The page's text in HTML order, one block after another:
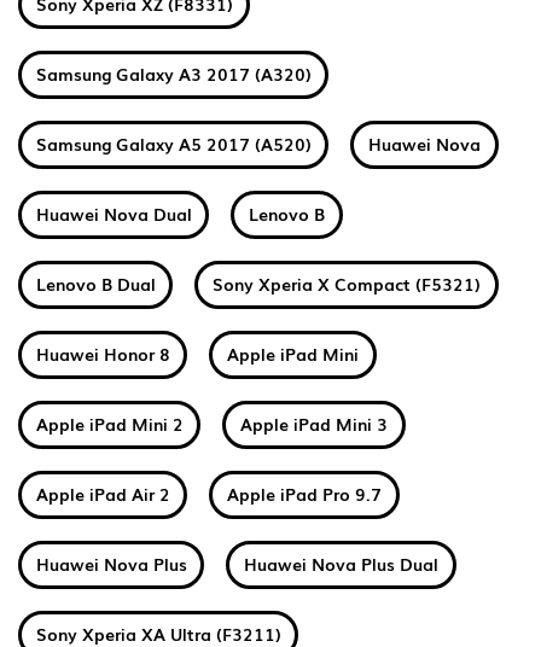
Samsung Galaxy A3 2017 (A320)
Samsung Galaxy A5 2017 (A520) Huawei Nova
Huawei Nova Dual Lenovo B
Lenovo B Dual Sony Xperia X Compact (F5321)
Huawei Honor 8 Apple iPad Mini
Apple iPad Mini 2 Apple iPad Mini 3
Apple iPad Air 2 Apple iPad Pro 9.7
Huawei Nova Plus Huawei Nova Plus Dual
Sony Xperia XA Ultra (F3211)